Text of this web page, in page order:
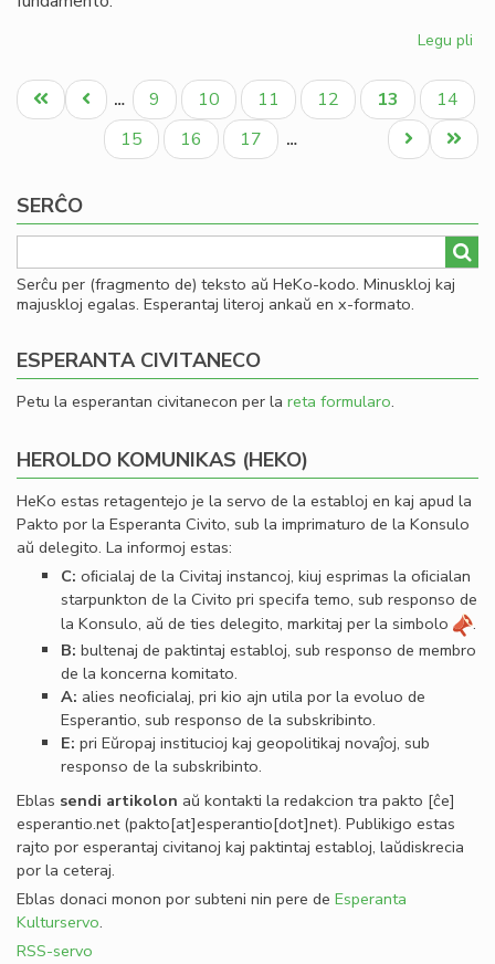
Legu pli
pri
la
Pagination
Unua
paĝo
Antaŭa
paĝo
… Paĝo
9 Paĝo
10 Paĝo
11 Paĝo
12
Aktuala
paĝo
13 Paĝo
14
Paĝo
15 Paĝo
16 Paĝo
17 …
Last
page
Next
page
SERĈO
Serĉu per (fragmento de) teksto aŭ HeKo-kodo. Minuskloj kaj
majuskloj egalas. Esperantaj literoj ankaŭ en x-formato.
ESPERANTA CIVITANECO
Petu la esperantan civitanecon per la reta formularo.
HEROLDO KOMUNIKAS (HEKO)
HeKo estas retagentejo je la servo de la establoj en kaj apud la
Pakto por la Esperanta Civito, sub la imprimaturo de la Konsulo
aŭ delegito. La informoj estas:
C: oﬁcialaj de la Civitaj instancoj, kiuj esprimas la oﬁcialan
starpunkton de la Civito pri specifa temo, sub responso de
la Konsulo, aŭ de ties delegito, markitaj per la simbolo
.
B: bultenaj de paktintaj establoj, sub responso de membro
de la koncerna komitato.
A: alies neoﬁcialaj, pri kio ajn utila por la evoluo de
Esperantio, sub responso de la subskribinto.
E: pri Eŭropaj institucioj kaj geopolitikaj novaĵoj, sub
responso de la subskribinto.
Eblas sendi artikolon aŭ kontakti la redakcion tra pakto [ĉe]
esperantio.net(pakto[at]esperantio[dot]net). Publikigo estas
rajto por esperantaj civitanoj kaj paktintaj establoj, laŭdiskrecia
por la ceteraj.
Eblas donaci monon por subteni nin pere de Esperanta
Kulturservo.
RSS-servo